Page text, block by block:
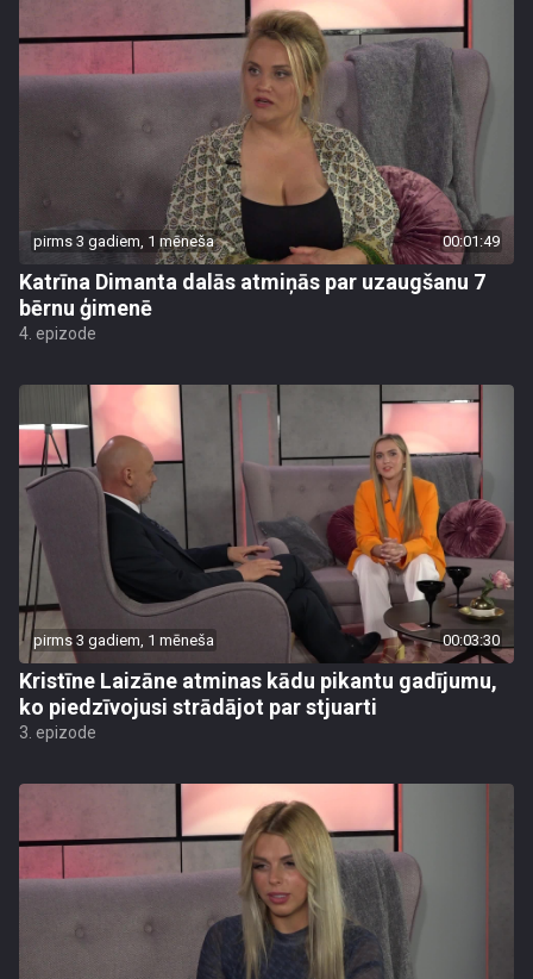
pirms 3 gadiem, 1 mēneša 00:01:49
Katrīna Dimanta dalās atmiņās par uzaugšanu 7
bērnu ģimenē
4. epizode
pirms 3 gadiem, 1 mēneša 00:03:30
Kristīne Laizāne atminas kādu pikantu gadījumu,
ko piedzīvojusi strādājot par stjuarti
3. epizode